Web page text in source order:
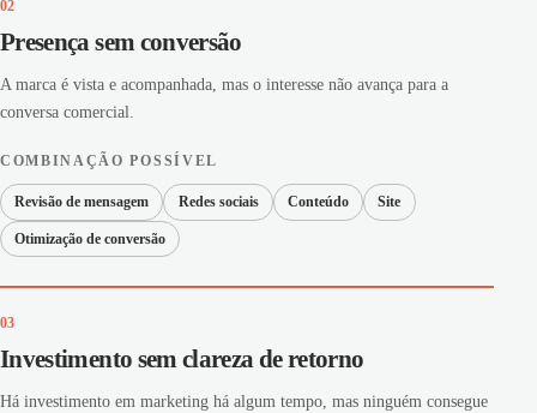
02
Presença sem conversão
A marca é vista e acompanhada, mas o interesse não avança para a
conversa comercial.
COMBINAÇÃO POSSÍVEL
Revisão de mensagem Redes sociais Conteúdo Site
Otimização de conversão
03
Investimento sem clareza de retorno
Há investimento em marketing há algum tempo, mas ninguém consegue